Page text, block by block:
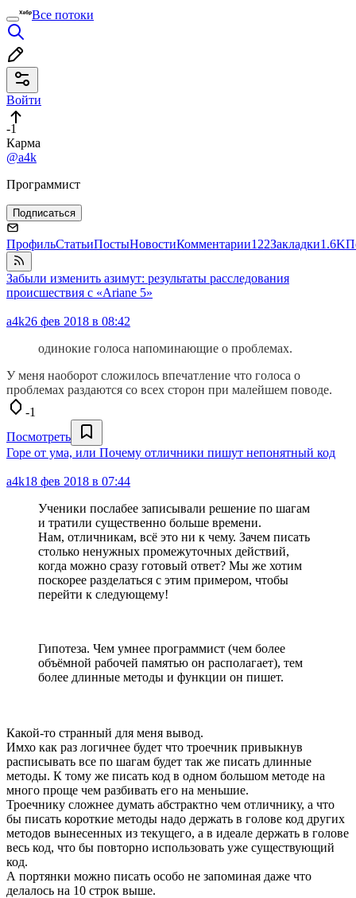
Все потоки
Войти
-1
Карма
@a4k
Программист
Подписаться
ПрофильСтатьиПостыНовостиКомментарии122Закладки1.6K
Забыли изменить азимут: результаты расследования
происшествия с «Ariane 5»
a4k26 фев 2018 в 08:42
одинокие голоса напоминающие о проблемах.
У меня наоборот сложилось впечатление что голоса о
проблемах раздаются со всех сторон при малейшем поводе.
-1
Посмотреть
Горе от ума, или Почему отличники пишут непонятный код
a4k18 фев 2018 в 07:44
Ученики послабее записывали решение по шагам
и тратили существенно больше времени.
Нам, отличникам, всё это ни к чему. Зачем писать
столько ненужных промежуточных действий,
когда можно сразу готовый ответ? Мы же хотим
поскорее разделаться с этим примером, чтобы
перейти к следующему!
Гипотеза. Чем умнее программист (чем более
объёмной рабочей памятью он располагает), тем
более длинные методы и функции он пишет.
Какой-то странный для меня вывод.
Имхо как раз логичнее будет что троечник привыкнув
расписывать все по шагам будет так же писать длинные
методы. К тому же писать код в одном большом методе на
много проще чем разбивать его на меньшие.
Троечнику сложнее думать абстрактно чем отличнику, а что
бы писать короткие методы надо держать в голове код других
методов вынесенных из текущего, а в идеале держать в голове
весь код, что бы повторно использовать уже существующий
код.
А портянки можно писать особо не запоминая даже что
делалось на 10 строк выше.